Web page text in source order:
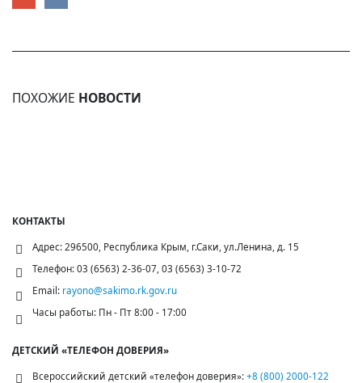
ПОХОЖИЕ НОВОСТИ
КОНТАКТЫ
Адрес:296500, Республика Крым, г.Саки, ул.Ленина, д. 15
Телефон:03 (6563) 2-36-07, 03 (6563) 3-10-72
Email: rayono@sakimo.rk.gov.ru
Часы работы: Пн - Пт 8:00 - 17:00
ДЕТСКИЙ «ТЕЛЕФОН ДОВЕРИЯ»
Всероссийский детский «телефон доверия»:+8 (800) 2000-122